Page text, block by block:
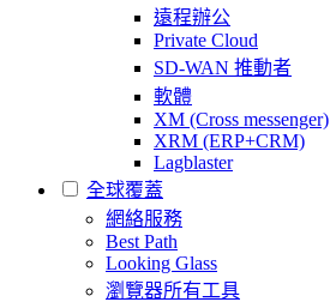
遠程辦公
Private Cloud
SD-WAN 推動者
軟體
XM (Cross messenger)
XRM (ERP+CRM)
Lagblaster
全球覆蓋
網絡服務
Best Path
Looking Glass
瀏覽器所有工具